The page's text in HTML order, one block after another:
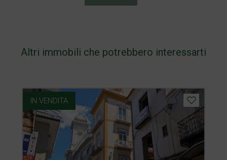
Altri immobili che potrebbero interessarti
IN VENDITA